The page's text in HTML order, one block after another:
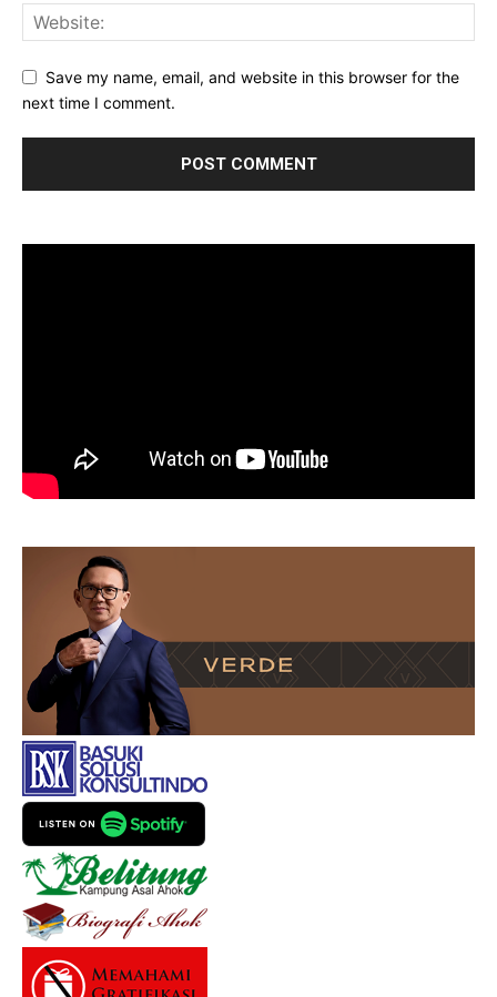
Save my name, email, and website in this browser for the
next time I comment.